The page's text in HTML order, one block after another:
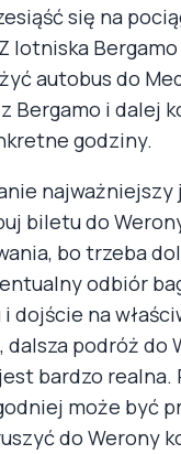
się na
lotniska
autobus do
Bergamo i dalej
godziny.
najważniejszy
biletu do
bo trzeba
odbiór
dojście na
dalsza podróż do
bardzo realna.
może być
do Werony